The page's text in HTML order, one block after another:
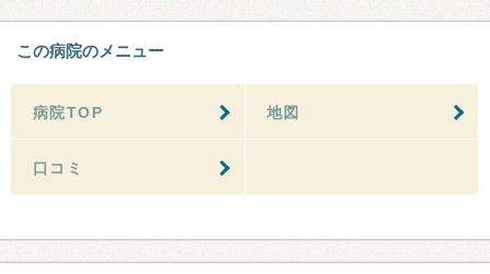
この病院のメニュー
病院TOP 地図
口コミ